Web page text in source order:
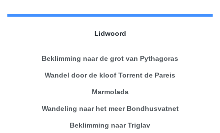
Lidwoord
Beklimming naar de grot van Pythagoras
Wandel door de kloof Torrent de Pareis
Marmolada
Wandeling naar het meer Bondhusvatnet
Beklimming naar Triglav